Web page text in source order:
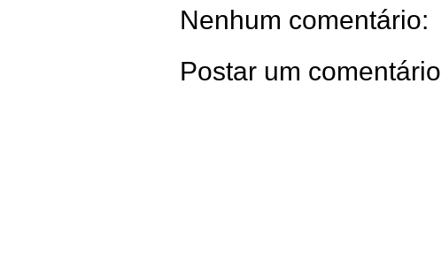
Nenhum comentário:
Postar um comentário